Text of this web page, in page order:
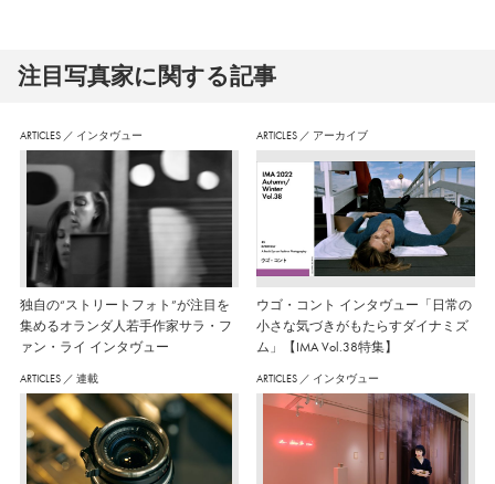
注⽬写真家に関する記事
ARTICLES ／ インタヴュー
独自の“ストリートフォト”が注目を
集めるオランダ人若手作家サラ・フ
ァン・ライ インタヴュー
ARTICLES ／ アーカイブ
ウゴ・コント インタヴュー「日常の
小さな気づきがもたらすダイナミズ
ム」【IMA Vol.38特集】
ARTICLES ／ 連載 ARTICLES ／ インタヴュー